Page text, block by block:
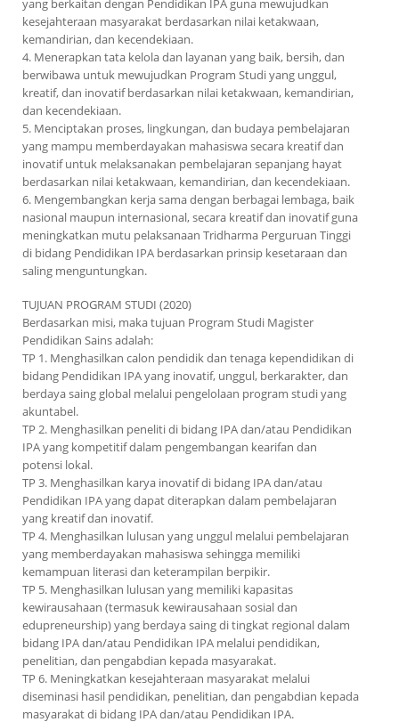
yang berkaitan dengan Pendidikan IPA guna mewujudkan
kesejahteraan masyarakat berdasarkan nilai ketakwaan,
kemandirian, dan kecendekiaan.
4. Menerapkan tata kelola dan layanan yang baik, bersih, dan
berwibawa untuk mewujudkan Program Studi yang unggul,
kreatif, dan inovatif berdasarkan nilai ketakwaan, kemandirian,
dan kecendekiaan.
5. Menciptakan proses, lingkungan, dan budaya pembelajaran
yang mampu memberdayakan mahasiswa secara kreatif dan
inovatif untuk melaksanakan pembelajaran sepanjang hayat
berdasarkan nilai ketakwaan, kemandirian, dan kecendekiaan.
6. Mengembangkan kerja sama dengan berbagai lembaga, baik
nasional maupun internasional, secara kreatif dan inovatif guna
meningkatkan mutu pelaksanaan Tridharma Perguruan Tinggi
di bidang Pendidikan IPA berdasarkan prinsip kesetaraan dan
saling menguntungkan.
TUJUAN PROGRAM STUDI (2020)
Berdasarkan misi, maka tujuan Program Studi Magister
Pendidikan Sains adalah:
TP 1. Menghasilkan calon pendidik dan tenaga kependidikan di
bidang Pendidikan IPA yang inovatif, unggul, berkarakter, dan
berdaya saing global melalui pengelolaan program studi yang
akuntabel.
TP 2. Menghasilkan peneliti di bidang IPA dan/atau Pendidikan
IPA yang kompetitif dalam pengembangan kearifan dan
potensi lokal.
TP 3. Menghasilkan karya inovatif di bidang IPA dan/atau
Pendidikan IPA yang dapat diterapkan dalam pembelajaran
yang kreatif dan inovatif.
TP 4. Menghasilkan lulusan yang unggul melalui pembelajaran
yang memberdayakan mahasiswa sehingga memiliki
kemampuan literasi dan keterampilan berpikir.
TP 5. Menghasilkan lulusan yang memiliki kapasitas
kewirausahaan (termasuk kewirausahaan sosial dan
edupreneurship) yang berdaya saing di tingkat regional dalam
bidang IPA dan/atau Pendidikan IPA melalui pendidikan,
penelitian, dan pengabdian kepada masyarakat.
TP 6. Meningkatkan kesejahteraan masyarakat melalui
diseminasi hasil pendidikan, penelitian, dan pengabdian kepada
masyarakat di bidang IPA dan/atau Pendidikan IPA.